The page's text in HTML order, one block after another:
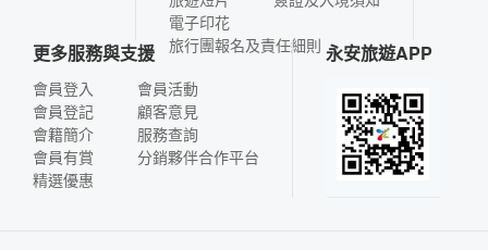
電子印花
旅行團報名及責任細則
更多服務與支援
會員登入
會員登記
會籍簡介
會員有賞
精選優惠
會員活動
顧客意見
服務查詢
分銷夥伴合作平台
永安旅遊APP